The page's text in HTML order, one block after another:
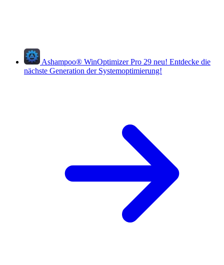
Ashampoo® WinOptimizer Pro 29 neu! Entdecke die
nächste Generation der Systemoptimierung!